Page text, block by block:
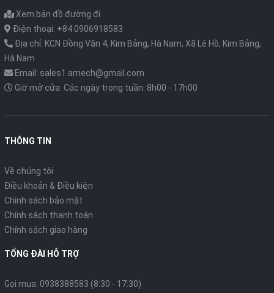
Xem bản đồ đường đi
Điện thoại: +84 0906918583
Địa chỉ: KCN Đồng Văn 4, Kim Bảng, Hà Nam, Xã Lê Hồ, Kim Bảng,
Hà Nam
Email: sales1.amech@gmail.com
Giờ mở cửa: Các ngày trong tuần: 8h00 - 17h00
THÔNG TIN
Về chúng tôi
Điều khoản & Điều kiện
Chính sách bảo mật
Chính sách thanh toán
Chính sách giao hàng
TỔNG ĐÀI HỖ TRỢ
Gọi mua: 0938388583 (8:30 - 17:30)